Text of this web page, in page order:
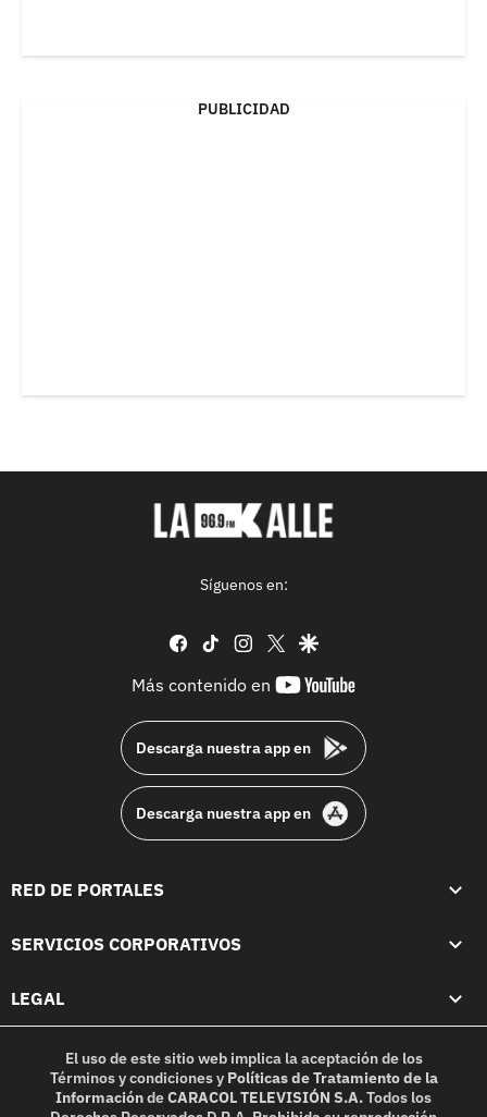
PUBLICIDAD
Síguenos en:
facebook
tiktok instagram
twittergoogle
Más contenido en
youtube-
Descarga nuestra app en
Descarga nuestra app en
RED DE PORTALES
SERVICIOS CORPORATIVOS
LEGAL
El uso de este sitio web implica la aceptación de los
Términos y condicionesy Políticas de Tratamiento de la
InformacióndeCARACOL TELEVISIÓN S.A.Todos los